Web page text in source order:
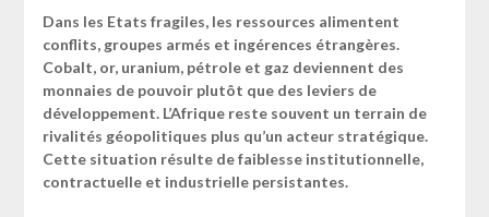
Dans les Etats fragiles, les ressources alimentent
conflits, groupes armés et ingérences étrangères.
Cobalt, or, uranium, pétrole et gaz deviennent des
monnaies de pouvoir plutôt que des leviers de
développement. L’Afrique reste souvent un terrain de
rivalités géopolitiques plus qu’un acteur stratégique.
Cette situation résulte de faiblesse institutionnelle,
contractuelle et industrielle persistantes.